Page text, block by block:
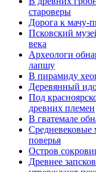
староверы
Дорога к мачу-
Псковский
века
Археологи
лапшу
В пирамиду
Деревянный
Под
древних племен
В гватемале
Средневековые
поверья
Остров
Древнее